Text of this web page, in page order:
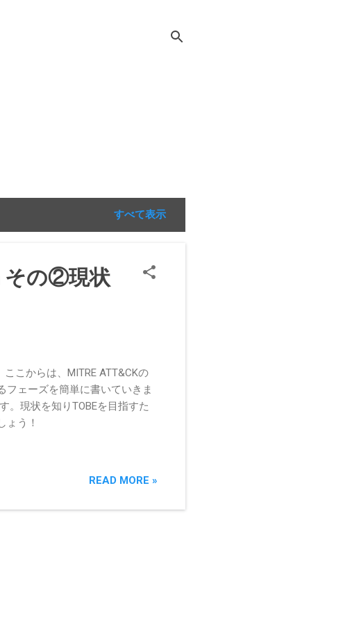
すべて表示
その②現状
こからは、MITRE ATT&CKの
フェーズを簡単に書いていきま
。現状を知りTOBEを目指すた
ょう！
READ MORE »